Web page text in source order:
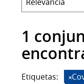
1
Etiquetas: